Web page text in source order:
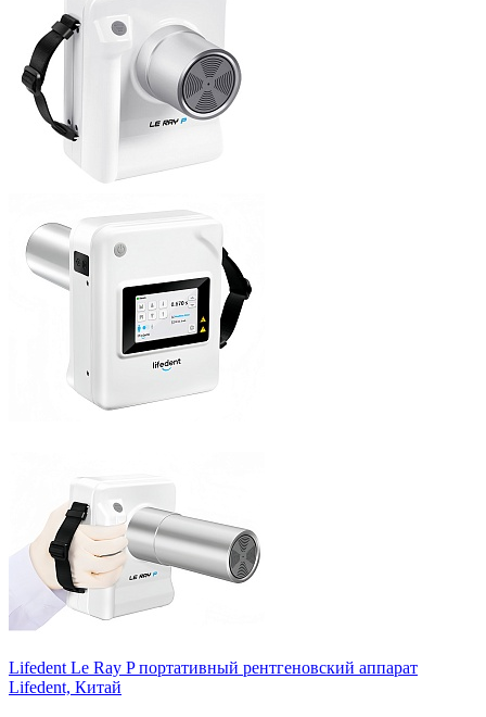
Lifedent Le Ray P портативный рентгеновский аппарат
Lifedent, Китай